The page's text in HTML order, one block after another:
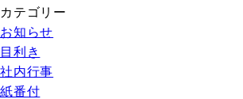
カテゴリー
お知らせ
目利き
社内行事
紙番付